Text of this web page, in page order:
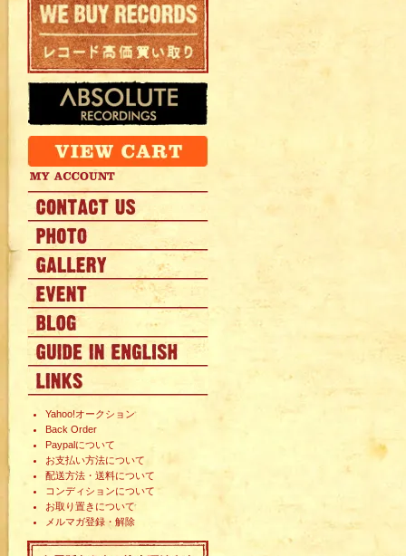
Yahoo!オークション
Back Order
Paypalについて
お支払い方法について
配送方法・送料について
コンディションについて
お取り置きについて
メルマガ登録・解除